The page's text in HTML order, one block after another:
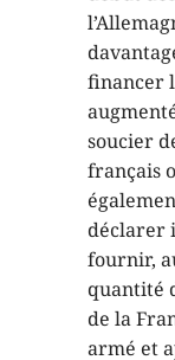
financer
soucier
français
déclarer
fournir,
quantité
de la
armé et